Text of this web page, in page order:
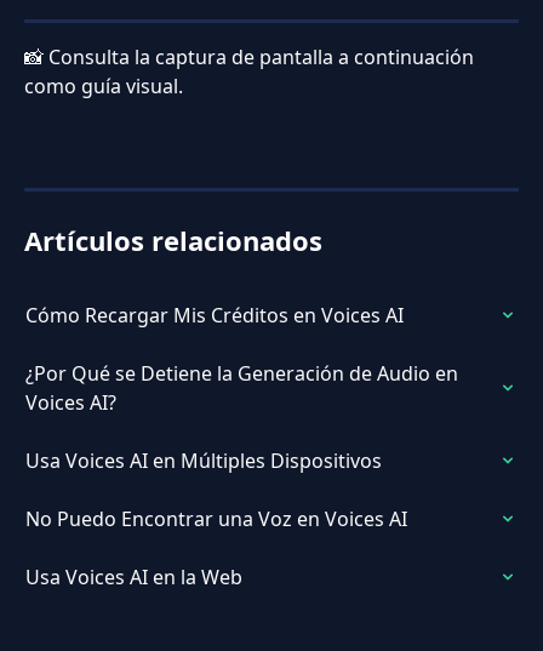
📸 Consulta la captura de pantalla a continuación
como guía visual.
Artículos relacionados
Cómo Recargar Mis Créditos en Voices AI
¿Por Qué se Detiene la Generación de Audio en
Voices AI?
Usa Voices AI en Múltiples Dispositivos
No Puedo Encontrar una Voz en Voices AI
Usa Voices AI en la Web